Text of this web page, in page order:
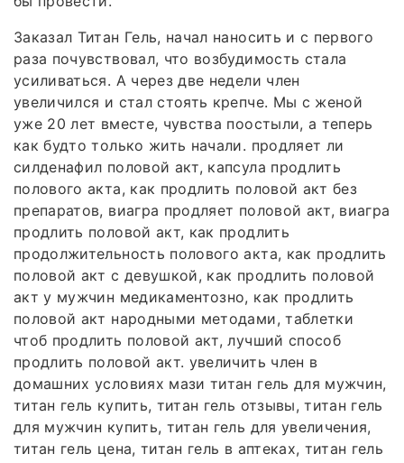
Заказал Титан Гель, начал наносить и с первого
раза почувствовал, что возбудимость стала
усиливаться. А через две недели член
увеличился и стал стоять крепче. Мы с женой
уже 20 лет вместе, чувства поостыли, а теперь
как будто только жить начали. продляет ли
силденафил половой акт, капсула продлить
полового акта, как продлить половой акт без
препаратов, виагра продляет половой акт, виагра
продлить половой акт, как продлить
продолжительность полового акта, как продлить
половой акт с девушкой, как продлить половой
акт у мужчин медикаментозно, как продлить
половой акт народными методами, таблетки
чтоб продлить половой акт, лучший способ
продлить половой акт. увеличить член в
домашних условиях мази титан гель для мужчин,
титан гель купить, титан гель отзывы, титан гель
для мужчин купить, титан гель для увеличения,
титан гель цена, титан гель в аптеках, титан гель